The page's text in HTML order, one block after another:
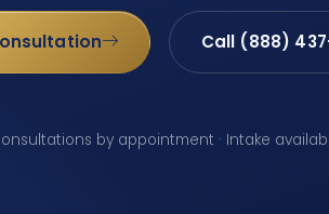
Call (888)
by appointment · Intake